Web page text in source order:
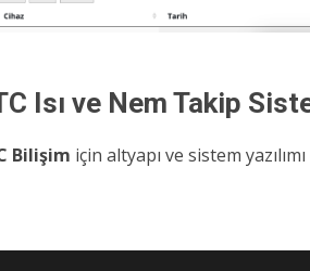
Isı ve Nem Takip
Bilişim için altyapı ve sistem